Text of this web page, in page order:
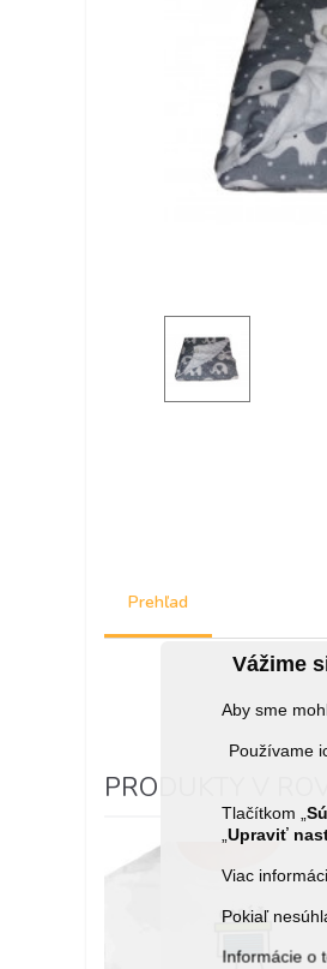
Vážime
Aby sme
Používame
Tlačítkom „
„Upraviť
Viac
Pokiaľ
Informácie o
Prehľad
PRODUKTY V